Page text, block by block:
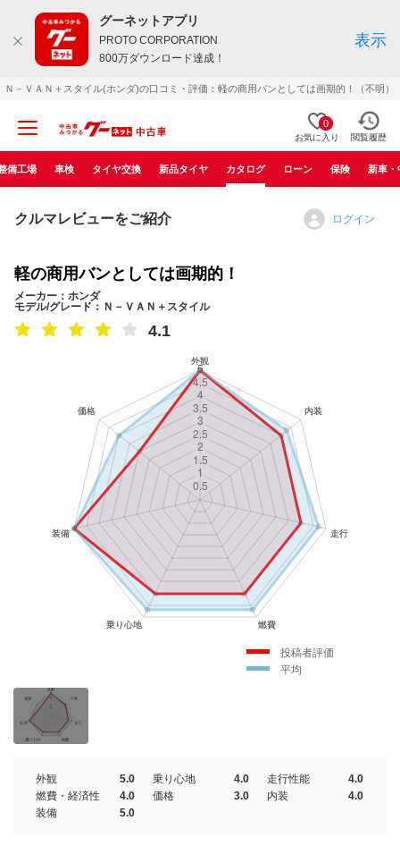
グーネットアプリ
PROTO CORPORATION
800万ダウンロード達成！
表示
Ｎ－ＶＡＮ＋スタイル(ホンダ)の口コミ・評価：軽の商用バンとしては画期的！（不明）
0
お気に入り 閲覧履歴
備工場 車検 タイヤ交換 新品タイヤ カタログ ローン 保険 新車・
クルマレビューをご紹介 ログイン
軽の商用バンとしては画期的！
メーカー：ホンダ
モデル/グレード：Ｎ－ＶＡＮ＋スタイル
4.1
投稿者評価
平均
外観 5.0 乗り心地 4.0 走行性能
4.0
燃費・経済性
4.0 価格 3.0 内装
4.0
装備
5.0